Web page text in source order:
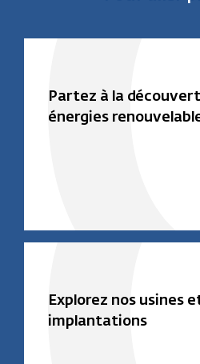
Partez à la
énergies
Explorez nos usines
implantations